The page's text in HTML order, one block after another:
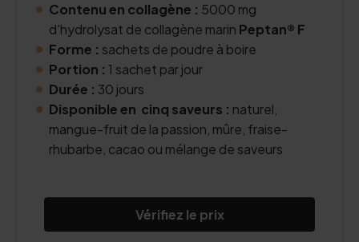
Contenu en collagène : 5000 mg
d'hydrolysat de collagène marin Peptan® F
Forme : sachets de poudre à boire
Portion : 1 sachet par jour
Durée : 30 jours
Disponible en cinq saveurs : naturel,
mangue-fruit de la passion, mûre, fraise-
rhubarbe, cacao ou mélange de saveurs
Vérifiez le prix